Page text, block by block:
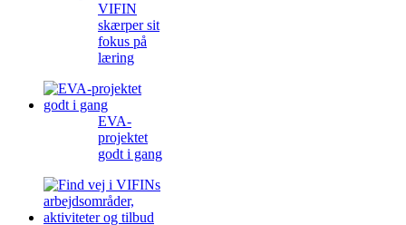
VIFIN
skærper sit
fokus på
læring
EVA-
projektet
godt i gang